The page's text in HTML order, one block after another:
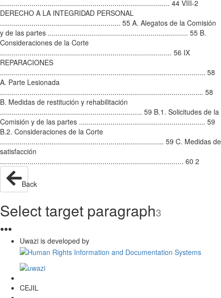
...................................................................................... 44 VIII-2
DERECHO A LA INTEGRIDAD PERSONAL
............................................................. 55 A. Alegatos de la Comisión
y de las partes ....................................................................... 55 B.
Consideraciones de la Corte
....................................................................................... 56 IX
REPARACIONES
........................................................................................................ 58
A. Parte Lesionada
....................................................................................................... 58
B. Medidas de restitución y rehabilitación
........................................................................ 59 B.1. Solicitudes de la
Comisión y de las partes ................................................................ 59
B.2. Consideraciones de la Corte
................................................................................... 59 C. Medidas de
satisfacción
............................................................................................. 60 2
Back
Select target paragraph3
●●●
Uwazi is developed by
CEJIL